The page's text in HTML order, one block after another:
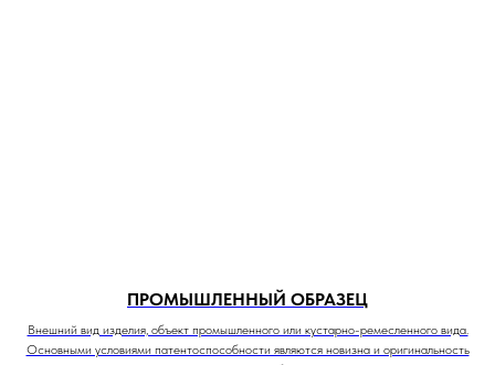
ПРОМЫШЛЕННЫЙ ОБРАЗЕЦ
Внешний вид изделия, объект промышленного или кустарно-ремесленного вида.
Основными условиями патентоспособности являются новизна и оригинальность